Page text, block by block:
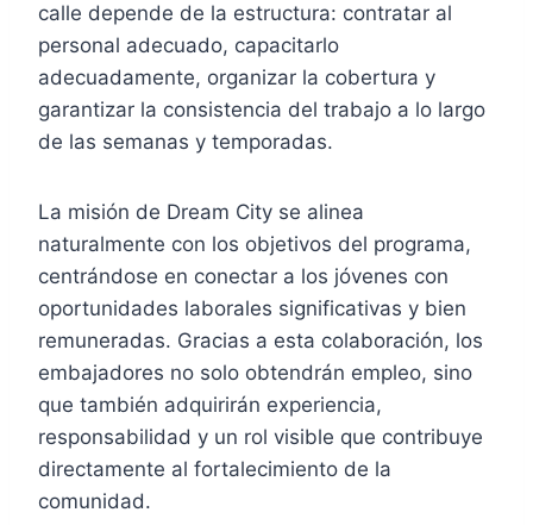
calle depende de la estructura: contratar al
personal adecuado, capacitarlo
adecuadamente, organizar la cobertura y
garantizar la consistencia del trabajo a lo largo
de las semanas y temporadas.
La misión de Dream City se alinea
naturalmente con los objetivos del programa,
centrándose en conectar a los jóvenes con
oportunidades laborales significativas y bien
remuneradas. Gracias a esta colaboración, los
embajadores no solo obtendrán empleo, sino
que también adquirirán experiencia,
responsabilidad y un rol visible que contribuye
directamente al fortalecimiento de la
comunidad.